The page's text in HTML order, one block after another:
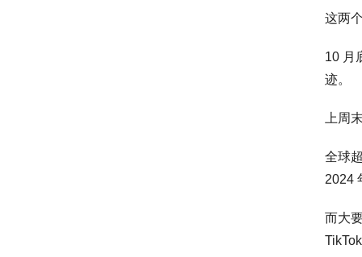
这两
10 月
迹。
上周
全球
2024
而大